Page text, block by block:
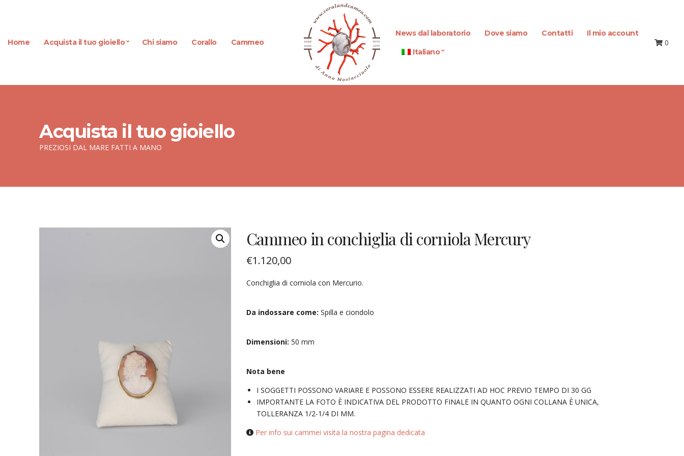
Home Acquista il tuo gioiello Chi siamo Corallo Cammeo
News dal laboratorio Dove siamo Contatti Il mio account
Italiano
0
Acquista il tuo gioiello
PREZIOSI DAL MARE FATTI A MANO
Cammeo in conchiglia di corniola Mercury
€1.120,00
Conchiglia di corniola con Mercurio.
Da indossare come: Spilla e ciondolo
Dimensioni: 50 mm
Nota bene
I SOGGETTI POSSONO VARIARE E POSSONO ESSERE REALIZZATI AD HOC PREVIO TEMPO DI 30 GG
IMPORTANTE LA FOTO È INDICATIVA DEL PRODOTTO FINALE IN QUANTO OGNI COLLANA È UNICA,
TOLLERANZA 1/2-1/4 DI MM.
Per info sui cammei visita la nostra pagina dedicata